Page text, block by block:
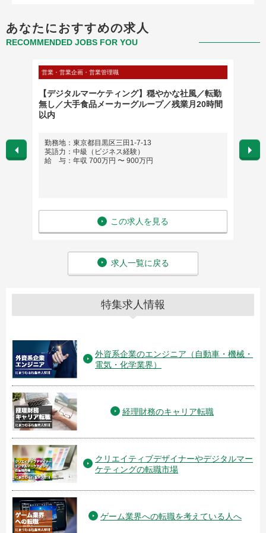
あなたにおすすめの求人
RECOMMENDED JOBS FOR YOU
営業・営業企画・営業管理職
【デジタルマーケティング】穏やかな社風／転勤
無し／大手食品メーカーグループ／残業月20時間
以内
勤務地：東京都目黒区三田1-7-13
英語力：中級（ビジネス経験）
給 与：年収 700万円 〜 900万円
この求人を見る
勤務
※ハ
英語
求人一覧に戻る
特集求人情報
外資系企業のエンジニア（自動車・機械・
電気・化学業界）
経理財務のキャリア転職
クリエイティブデザイナーやデジタルマー
ケティングの転職市場
ゲーム業界への転職を考えている人へ